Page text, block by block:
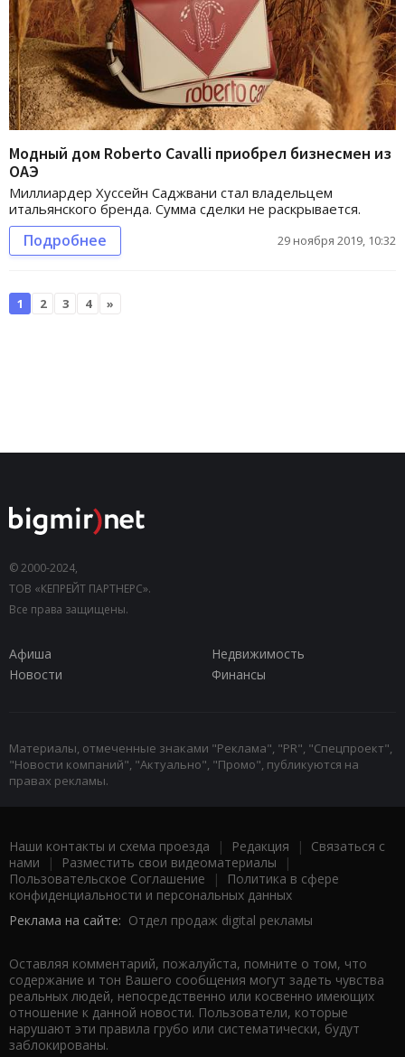
Модный дом Roberto Cavalli приобрел бизнесмен из
ОАЭ
Миллиардер Хуссейн Саджвани стал владельцем
итальянского бренда. Сумма сделки не раскрывается.
Подробнее 29 ноября 2019, 10:32
1 2 3 4 »
© 2000-2024,
ТОВ «КЕПРЕЙТ ПАРТНЕРС».
Все права защищены.
Афиша
Недвижимость
Новости
Финансы
Материалы, отмеченные знаками "Реклама", "PR", "Спецпроект",
"Новости компаний", "Актуально", "Промо", публикуются на
правах рекламы.
Наши контакты и схема проезда | Редакция | Связаться с
нами | Разместить свои видеоматериалы |
Пользовательское Соглашение |
Политика в сфере
конфиденциальности и персональных данных
Реклама на сайте: Отдел продаж digital рекламы
Оставляя комментарий, пожалуйста, помните о том, что
содержание и тон Вашего сообщения могут задеть чувства
реальных людей, непосредственно или косвенно имеющих
отношение к данной новости. Пользователи, которые
нарушают эти правила грубо или систематически, будут
заблокированы.